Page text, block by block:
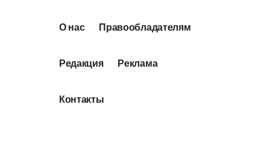
О нас Правообладателям
Редакция Реклама
Контакты